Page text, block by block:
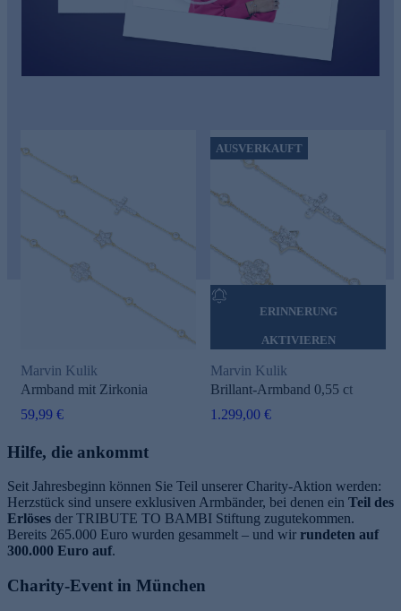
Marvin Kulik
Armband mit Zirkonia
59,99 €
AUSVERKAUFT
ERINNERUNG
AKTIVIEREN
Marvin Kulik
Brillant-Armband 0,55 ct
1.299,00 €
Hilfe, die ankommt
Seit Jahresbeginn können Sie Teil unserer Charity-Aktion werden:
Herzstück sind unsere exklusiven Armbänder, bei denen ein Teil des
Erlöses der TRIBUTE TO BAMBI Stiftung zugutekommen.
Bereits 265.000 Euro wurden gesammelt – und wir rundeten auf
300.000 Euro auf.
Charity-Event in München